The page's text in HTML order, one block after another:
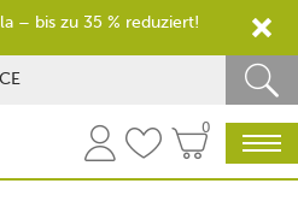
0
– bis zu 35 % reduziert!